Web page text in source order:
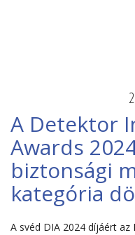
A Detektor
Awards
biztonsági
kategória
A svéd DIA 2024 díjáért